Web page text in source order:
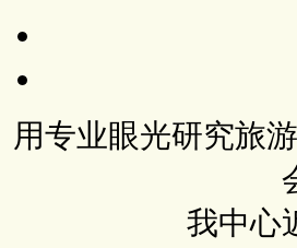
用专业眼光研究旅
我中心